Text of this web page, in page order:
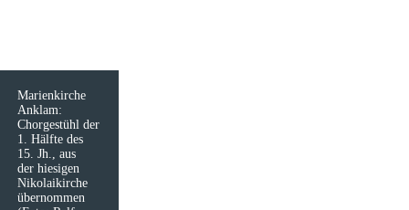
Marienkirche
Anklam:
Chorgestühl der
1. Hälfte des
15. Jh., aus
der ­hiesi­gen
Nikolaikirche
übernommen